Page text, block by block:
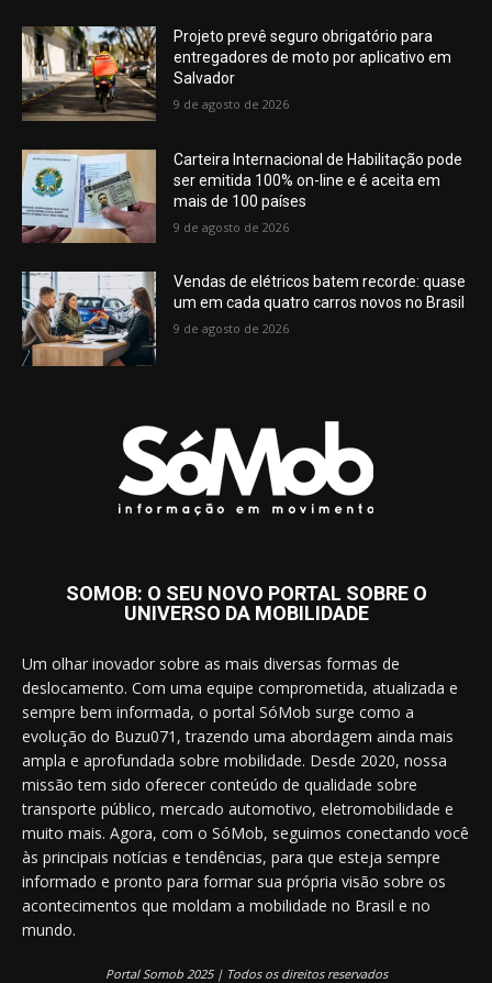
Projeto prevê seguro obrigatório para
entregadores de moto por aplicativo em
Salvador
9 de agosto de 2026
Carteira Internacional de Habilitação pode
ser emitida 100% on-line e é aceita em
mais de 100 países
9 de agosto de 2026
Vendas de elétricos batem recorde: quase
um em cada quatro carros novos no Brasil
9 de agosto de 2026
SOMOB: O SEU NOVO PORTAL SOBRE O
UNIVERSO DA MOBILIDADE
Um olhar inovador sobre as mais diversas formas de
deslocamento. Com uma equipe comprometida, atualizada e
sempre bem informada, o portal SóMob surge como a
evolução do Buzu071, trazendo uma abordagem ainda mais
ampla e aprofundada sobre mobilidade. Desde 2020, nossa
missão tem sido oferecer conteúdo de qualidade sobre
transporte público, mercado automotivo, eletromobilidade e
muito mais. Agora, com o SóMob, seguimos conectando você
às principais notícias e tendências, para que esteja sempre
informado e pronto para formar sua própria visão sobre os
acontecimentos que moldam a mobilidade no Brasil e no
mundo.
Portal Somob 2025 | Todos os direitos reservados